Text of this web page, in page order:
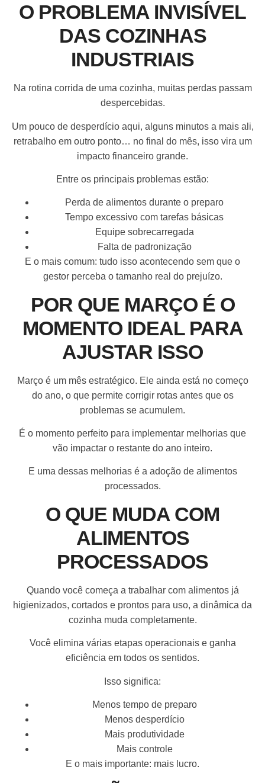
O PROBLEMA INVISÍVEL
DAS COZINHAS
INDUSTRIAIS
Na rotina corrida de uma cozinha, muitas perdas passam
despercebidas.
Um pouco de desperdício aqui, alguns minutos a mais ali,
retrabalho em outro ponto… no final do mês, isso vira um
impacto financeiro grande.
Entre os principais problemas estão:
Perda de alimentos durante o preparo
Tempo excessivo com tarefas básicas
Equipe sobrecarregada
Falta de padronização
E o mais comum: tudo isso acontecendo sem que o
gestor perceba o tamanho real do prejuízo.
POR QUE MARÇO É O
MOMENTO IDEAL PARA
AJUSTAR ISSO
Março é um mês estratégico. Ele ainda está no começo
do ano, o que permite corrigir rotas antes que os
problemas se acumulem.
É o momento perfeito para implementar melhorias que
vão impactar o restante do ano inteiro.
E uma dessas melhorias é a adoção de alimentos
processados.
O QUE MUDA COM
ALIMENTOS
PROCESSADOS
Quando você começa a trabalhar com alimentos já
higienizados, cortados e prontos para uso, a dinâmica da
cozinha muda completamente.
Você elimina várias etapas operacionais e ganha
eficiência em todos os sentidos.
Isso significa:
Menos tempo de preparo
Menos desperdício
Mais produtividade
Mais controle
E o mais importante: mais lucro.